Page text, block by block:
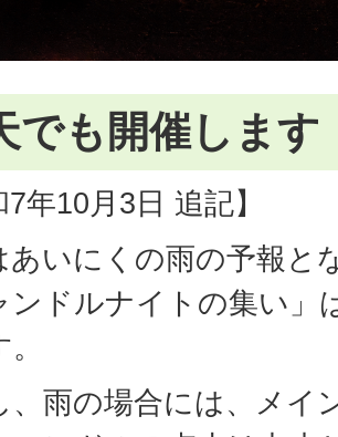
でも開催します
7年10月3日 追記】
あいにくの雨の予報と
ンドルナイトの集い」
、雨の場合には、メイ